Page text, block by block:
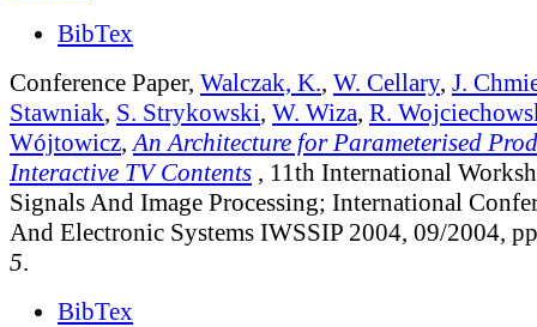
BibTex
Conference Paper, Walczak, K., W. Cellary, J.
Stawniak, S. Strykowski, W. Wiza, R.
Wójtowicz, An Architecture for Parameterised
Interactive TV Contents , 11th International
Signals And Image Processing; International
And Electronic Systems IWSSIP 2004, 09/2004,
5.
BibTex